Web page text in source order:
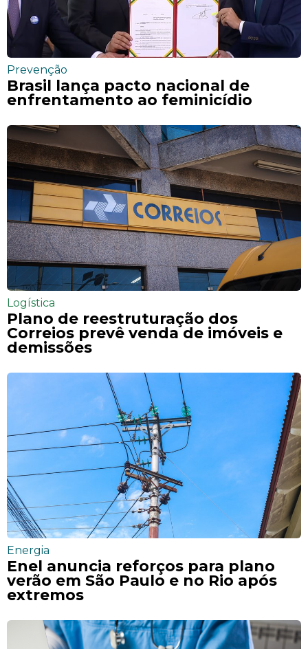
Prevenção
Brasil lança pacto nacional de
enfrentamento ao feminicídio
Logística
Plano de reestruturação dos
Correios prevê venda de imóveis e
demissões
Energia
Enel anuncia reforços para plano
verão em São Paulo e no Rio após
extremos